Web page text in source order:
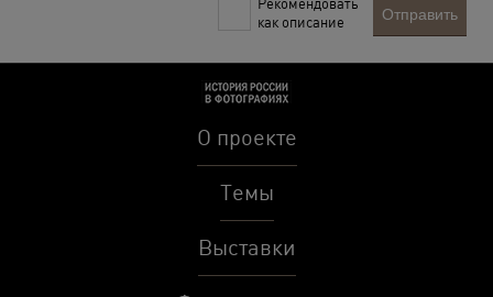
Рекомендовать
как описание
Отправить
О проекте
Темы
Выставки